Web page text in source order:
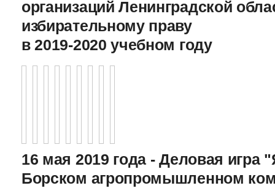
организаций Ленинградской
избирательному праву
в 2019-2020 учебном году
16 мая 2019 года - Деловая игра
Борском агропромышленном